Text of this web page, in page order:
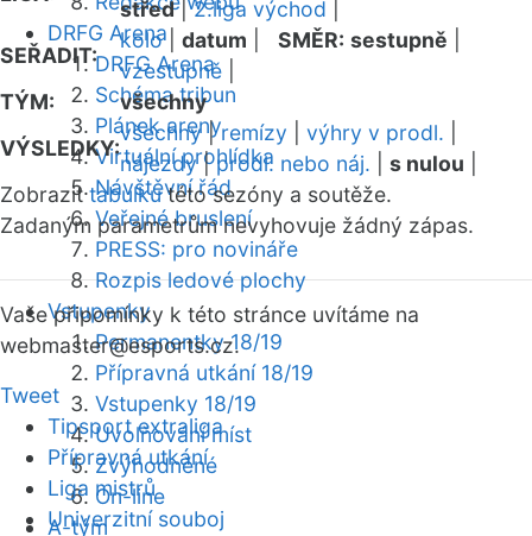
DRFG Arena
DRFG Arena
Schéma tribun
Plánek areny
Virtuální prohlídka
Návštěvní řád
Veřejné bruslení
PRESS: pro novináře
Rozpis ledové plochy
Vstupenky
Permanentky 18/19
Přípravná utkání 18/19
Vstupenky 18/19
Uvolňování míst
Zvýhodněné
On-line
A-tým
střed|2.liga východ
SEŘADIT:
kolo| datum SMĚR: sestupně
vzestupně
TÝM:
všechny
VÝSLEDKY:
všechny|remízy výhry v prodl.
nájezdy|prodl. nebo náj. s nulou
Zobrazittabulkutéto sezóny a soutěže.
Zadaným parametrům nevyhovuje žádný zápas.
Vaše připomínky k této stránce uvítáme na
webmaster@esports.cz.
Tweet
Tipsport extraliga
Přípravná utkání
Liga mistrů
Univerzitní souboj